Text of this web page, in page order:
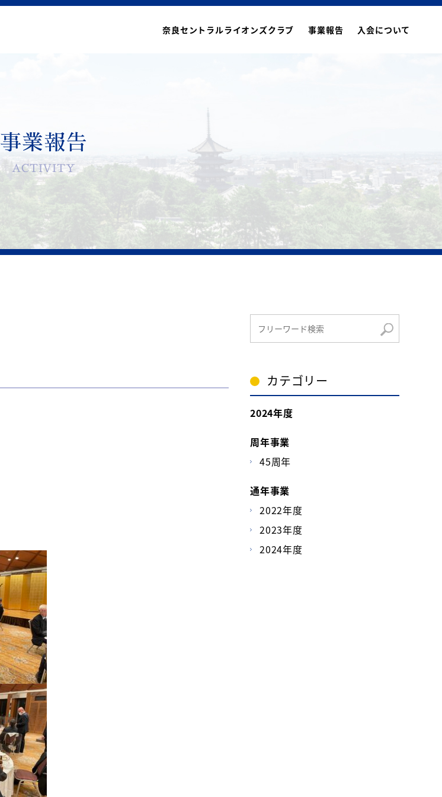
奈良セントラルライオンズクラブ 事業報告 入会について
事業報告
ACTIVITY
カテゴリー
2024年度
周年事業
45周年
通年事業
2022年度
2023年度
2024年度